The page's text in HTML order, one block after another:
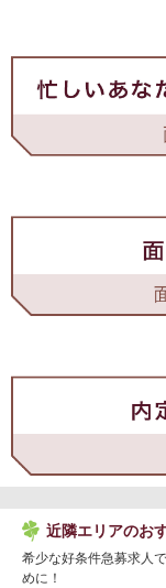
近隣エリアのお
希少な好条件急募求人
めに！